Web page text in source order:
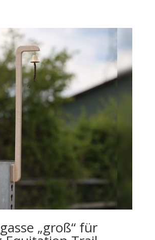
„groß“ für